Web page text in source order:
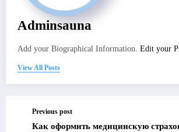
Adminsauna
Add your Biographical Information. Edit your
View All Posts
Previous post
Как оформить медицинскую